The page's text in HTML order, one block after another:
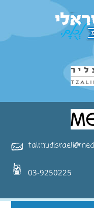
03-9250225